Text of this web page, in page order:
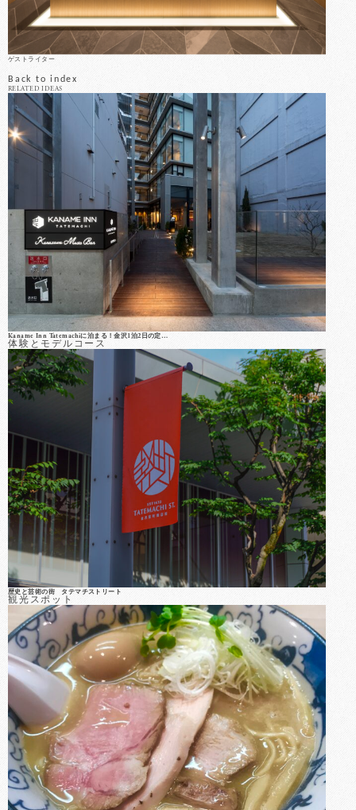
ゲストライター
Back to index
RELATED IDEAS
Kaname Inn Tatemachiに泊まる！金沢1泊2日の定…
体験とモデルコース
歴史と芸術の街 タテマチストリート
観光スポット